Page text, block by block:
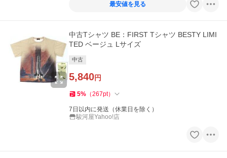
最安値を見る
中古Tシャツ BE：FIRST Tシャツ BESTY LIMI
TED ベージュ Lサイズ
中古
5,840円
5% （267pt）
7日以内に発送（休業日を除く）
駿河屋Yahoo!店